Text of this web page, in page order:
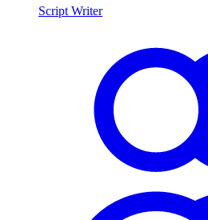
Script Writer